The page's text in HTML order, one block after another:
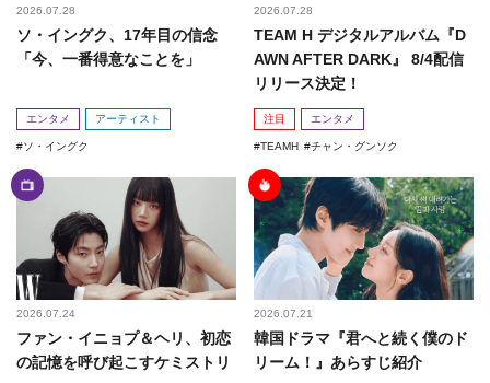
2026.07.28
ソ・イングク、17年目の信念
「今、一番得意なことを」
エンタメ アーティスト
ソ・イングク
2026.07.28
TEAM H デジタルアルバム『D
AWN AFTER DARK』 8/4配信
リリース決定！
注目 エンタメ
TEAMH チャン・グンソク
2026.07.24
ファン・イニョプ＆ヘリ、初恋
の記憶を呼び起こすケミストリ
2026.07.21
韓国ドラマ『君へと続く僕のド
リーム！』あらすじ紹介